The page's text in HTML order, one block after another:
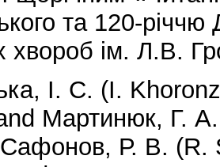
та 120-річчю
хвороб ім. Л.В.
І. С. (I.
Мартинюк, Г.
Сафонов, Р. В. (R.